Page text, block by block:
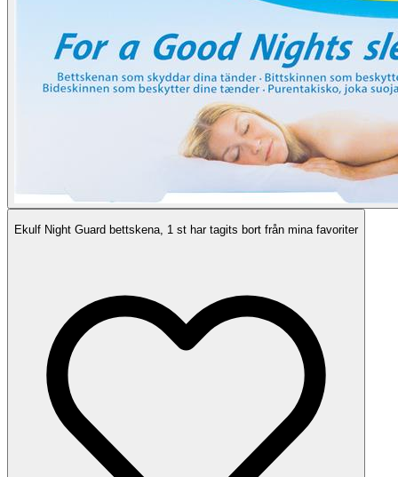
Ekulf Night Guard bettskena, 1 st har tagits bort från mina favoriter